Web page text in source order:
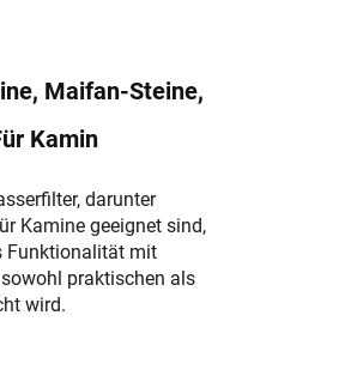
Maifan-Steine,
Kamin
darunter
Kamine geeignet sind,
Funktionalität mit
praktischen als
wird.